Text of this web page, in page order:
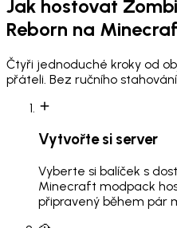
Jak hostovat
Reborn na
Čtyři jednoduché kroky od
přáteli. Bez ručního stahování
Vytvořte si server
Vyberte si balíček s
Minecraft modpack
připravený během pár